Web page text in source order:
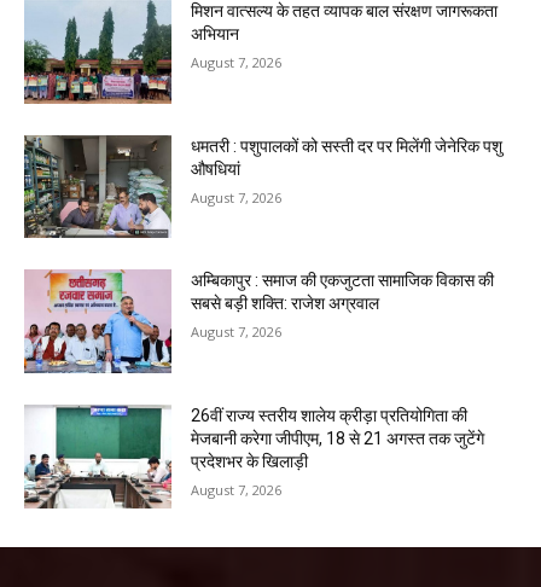
मिशन वात्सल्य के तहत व्यापक बाल संरक्षण जागरूकता
अभियान
August 7, 2026
धमतरी : पशुपालकों को सस्ती दर पर मिलेंगी जेनेरिक पशु
औषधियां
August 7, 2026
अम्बिकापुर : समाज की एकजुटता सामाजिक विकास की
सबसे बड़ी शक्ति: राजेश अग्रवाल
August 7, 2026
26वीं राज्य स्तरीय शालेय क्रीड़ा प्रतियोगिता की
मेजबानी करेगा जीपीएम, 18 से 21 अगस्त तक जुटेंगे
प्रदेशभर के खिलाड़ी
August 7, 2026